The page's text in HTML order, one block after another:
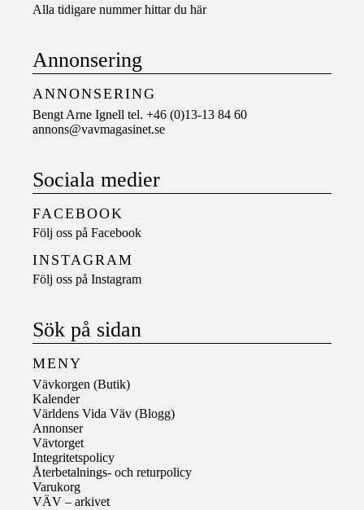
Alla tidigare nummer hittar du här
Annonsering
ANNONSERING
Bengt Arne Ignell tel. +46 (0)13-13 84 60
annons@vavmagasinet.se
Sociala medier
FACEBOOK
Följ oss på Facebook
INSTAGRAM
Följ oss på Instagram
Sök på sidan
MENY
Vävkorgen (Butik)
Kalender
Världens Vida Väv (Blogg)
Annonser
Vävtorget
Integritetspolicy
Återbetalnings- och returpolicy
Varukorg
VÄV – arkivet